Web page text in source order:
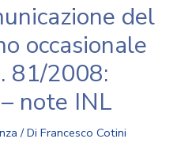
del
occasionale
81/2008:
note INL
/ DiFrancesco Cotini